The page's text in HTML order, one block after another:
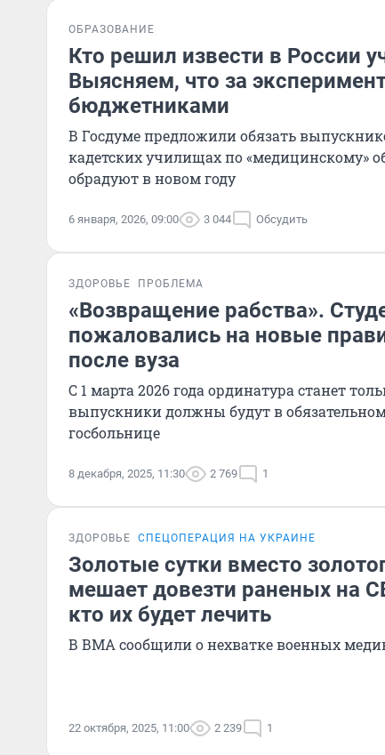
ОБРАЗОВАНИЕ
Кто решил извести в России
Выясняем, что за
бюджетниками
В Госдуме предложили обязать
кадетских училищах по «медицинскому»
обрадуют в новом году
6 января, 2026, 09:00 3 044 Обсудить
ЗДОРОВЬЕ ПРОБЛЕМА
«Возвращение рабства».
пожаловались на новые
после вуза
С 1 марта 2026 года ординатура станет
выпускники должны будут в
госбольнице
8 декабря, 2025, 11:30 2 769 1
ЗДОРОВЬЕ СПЕЦОПЕРАЦИЯ НА УКРАИНЕ
Золотые сутки вместо
мешает довезти раненых на
кто их будет лечить
В ВМА сообщили о нехватке военных
22 октября, 2025, 11:00 2 239 1